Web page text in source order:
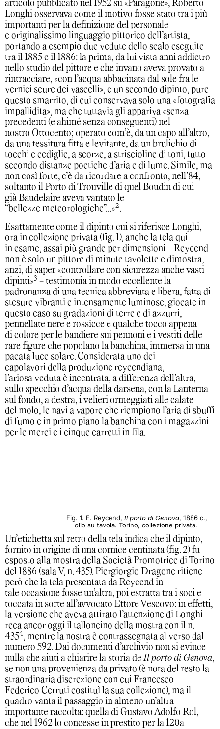
articolo pubblicato nel 1952 su «Paragone», Roberto
Longhi osservava come il motivo fosse stato tra i più
importanti per la definizione del personale
e originalissimo linguaggio pittorico dell’artista,
portando a esempio due vedute dello scalo eseguite
tra il 1885 e il 1886: la prima, da lui vista anni addietro
nello studio del pittore e che invano aveva provato a
rintracciare, «con l’acqua abbacinata dal sole fra le
vernici scure dei vascelli», e un secondo dipinto, pure
questo smarrito, di cui conservava solo una «fotografia
impallidita», ma che tuttavia gli appariva «senza
precedenti (e ahimé senza conseguenti) nel
nostro Ottocento; operato com’è, da un capo all’altro,
da una tessitura fitta e levitante, da un brulichio di
tocchi e cediglie, a scorze, a striscioline di toni, tutto
secondo distanze poetiche d’aria e di lume. Simile, ma
non così forte, c’è da ricordare a confronto, nell’84,
soltanto il Porto di Trouville di quel Boudin di cui
già Baudelaire aveva vantato le
“bellezze meteorologiche”...»2.
Esattamente come il dipinto cui si riferisce Longhi,
ora in collezione privata (fig. 1), anche la tela qui
in esame, assai più grande per dimensioni - Reycend
non è solo un pittore di minute tavolette e dimostra,
anzi, di saper «controllare con sicurezza anche vasti
dipinti»3 - testimonia in modo eccellente la
padronanza di una tecnica abbreviata e libera, fatta di
stesure vibranti e intensamente luminose, giocate in
questo caso su gradazioni di terre e di azzurri,
pennellate nere e rossicce e qualche tocco appena
di colore per le bandiere sui pennoni e i vestiti delle
rare figure che popolano la banchina, immersa in una
pacata luce solare. Considerata uno dei
capolavori della produzione reycendiana,
l’ariosa veduta è incentrata, a differenza dell’altra,
sullo specchio d’acqua della darsena, con la Lanterna
sul fondo, a destra, i velieri ormeggiati alle calate
del molo, le navi a vapore che riempiono l’aria di sbuffi
di fumo e in primo piano la banchina con i magazzini
per le merci e i cinque carretti in fila.
Fig. 1. E. Reycend,Il porto di Genova, 1886 c.,
olio su tavola. Torino, collezione privata.
Un’etichetta sul retro della tela indica che il dipinto,
fornito in origine di una cornice centinata (fig. 2) fu
esposto alla mostra della Società Promotrice di Torino
del 1886 (sala V, n. 435). Piergiorgio Dragone ritiene
però che la tela presentata da Reycend in
tale occasione fosse un’altra, poi estratta tra i soci e
toccata in sorte all’avvocato Ettore Vescovo: in effetti,
la versione che aveva attirato l’attenzione di Longhi
reca ancor oggi il talloncino della mostra con il n.
4354, mentre la nostra è contrassegnata al verso dal
numero 592. Dai documenti d’archivio non si evince
nulla che aiuti a chiarire la storia deIl porto di Genova,
se non una provenienza da privato (è nota del resto la
straordinaria discrezione con cui Francesco
Federico Cerruti costituì la sua collezione), ma il
quadro vanta il passaggio in almeno un’altra
importante raccolta: quella di Gustavo Adolfo Rol,
che nel 1962 lo concesse in prestito per la 120a